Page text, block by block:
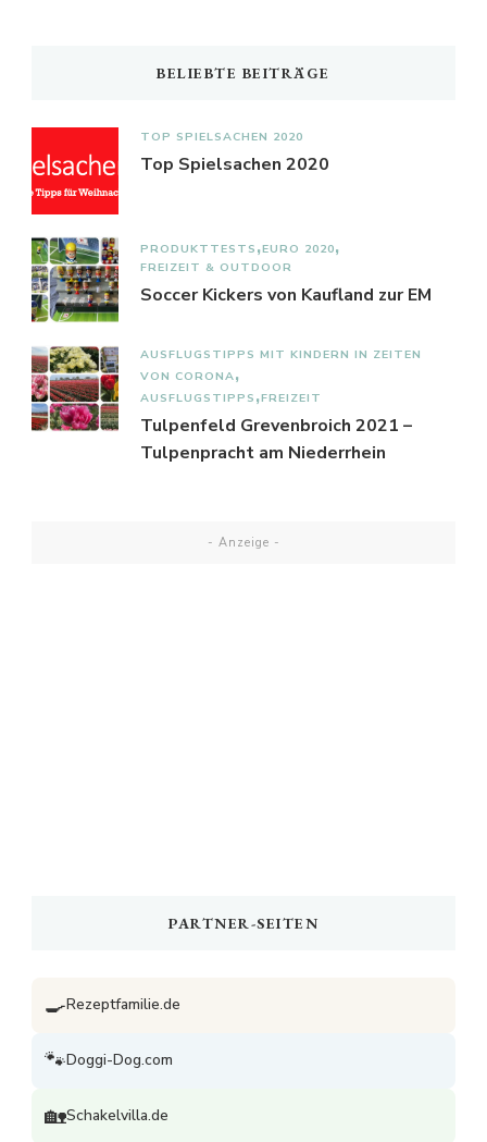
BELIEBTE BEITRÄGE
TOP SPIELSACHEN 2020
Top Spielsachen 2020
PRODUKTTESTS EURO 2020
FREIZEIT & OUTDOOR
Soccer Kickers von Kaufland zur EM
AUSFLUGSTIPPS MIT KINDERN IN ZEITEN
VON CORONA
AUSFLUGSTIPPS FREIZEIT
Tulpenfeld Grevenbroich 2021 –
Tulpenpracht am Niederrhein
- Anzeige -
PARTNER-SEITEN
🍳Rezeptfamilie.de
🐾Doggi-Dog.com
🏡Schakelvilla.de